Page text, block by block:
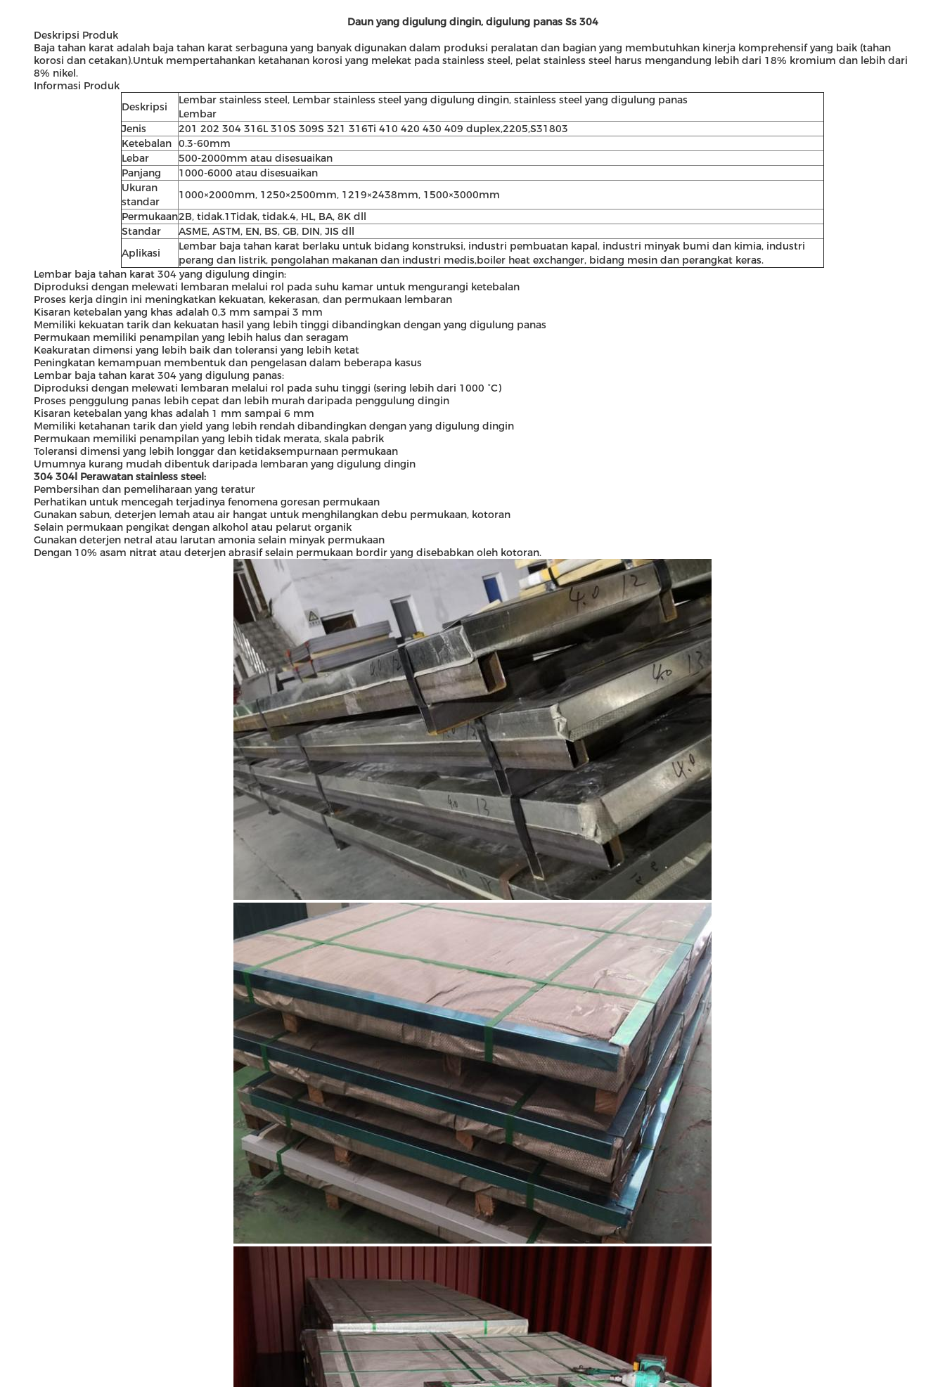
Daun yang digulung dingin, digulung panas Ss 304
Deskripsi Produk
Baja tahan karat adalah baja tahan karat serbaguna yang banyak digunakan dalam produksi peralatan dan bagian yang membutuhkan kinerja komprehensif yang baik (tahan
korosi dan cetakan).Untuk mempertahankan ketahanan korosi yang melekat pada stainless steel, pelat stainless steel harus mengandung lebih dari 18% kromium dan lebih dari
8% nikel.
Informasi Produk
Deskripsi
Lembar stainless steel, Lembar stainless steel yang digulung dingin, stainless steel yang digulung panas
Lembar
Jenis
201 202 304 316L 310S 309S 321 316Ti 410 420 430 409 duplex,2205,S31803
Ketebalan 0.3-60mm
Lebar
500-2000mm atau disesuaikan
Panjang
1000-6000 atau disesuaikan
Ukuran
standar
1000×2000mm, 1250×2500mm, 1219×2438mm, 1500×3000mm
Permukaan2B, tidak.1Tidak, tidak.4, HL, BA, 8K dll
Standar
ASME, ASTM, EN, BS, GB, DIN, JIS dll
Aplikasi
Lembar baja tahan karat berlaku untuk bidang konstruksi, industri pembuatan kapal, industri minyak bumi dan kimia, industri
perang dan listrik, pengolahan makanan dan industri medis,boiler heat exchanger, bidang mesin dan perangkat keras.
Lembar baja tahan karat 304 yang digulung dingin:
Diproduksi dengan melewati lembaran melalui rol pada suhu kamar untuk mengurangi ketebalan
Proses kerja dingin ini meningkatkan kekuatan, kekerasan, dan permukaan lembaran
Kisaran ketebalan yang khas adalah 0,3 mm sampai 3 mm
Memiliki kekuatan tarik dan kekuatan hasil yang lebih tinggi dibandingkan dengan yang digulung panas
Permukaan memiliki penampilan yang lebih halus dan seragam
Keakuratan dimensi yang lebih baik dan toleransi yang lebih ketat
Peningkatan kemampuan membentuk dan pengelasan dalam beberapa kasus
Lembar baja tahan karat 304 yang digulung panas:
Diproduksi dengan melewati lembaran melalui rol pada suhu tinggi (sering lebih dari 1000 °C)
Proses penggulung panas lebih cepat dan lebih murah daripada penggulung dingin
Kisaran ketebalan yang khas adalah 1 mm sampai 6 mm
Memiliki ketahanan tarik dan yield yang lebih rendah dibandingkan dengan yang digulung dingin
Permukaan memiliki penampilan yang lebih tidak merata, skala pabrik
Toleransi dimensi yang lebih longgar dan ketidaksempurnaan permukaan
Umumnya kurang mudah dibentuk daripada lembaran yang digulung dingin
304 304l Perawatan stainless steel:
Pembersihan dan pemeliharaan yang teratur
Perhatikan untuk mencegah terjadinya fenomena goresan permukaan
Gunakan sabun, deterjen lemah atau air hangat untuk menghilangkan debu permukaan, kotoran
Selain permukaan pengikat dengan alkohol atau pelarut organik
Gunakan deterjen netral atau larutan amonia selain minyak permukaan
Dengan 10% asam nitrat atau deterjen abrasif selain permukaan bordir yang disebabkan oleh kotoran.